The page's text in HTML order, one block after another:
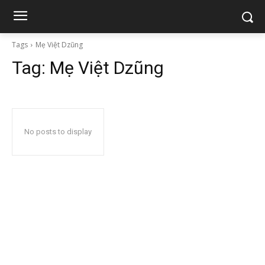
Tags Mẹ Việt Dzũng
Tag: Mẹ Việt Dzũng
No posts to display